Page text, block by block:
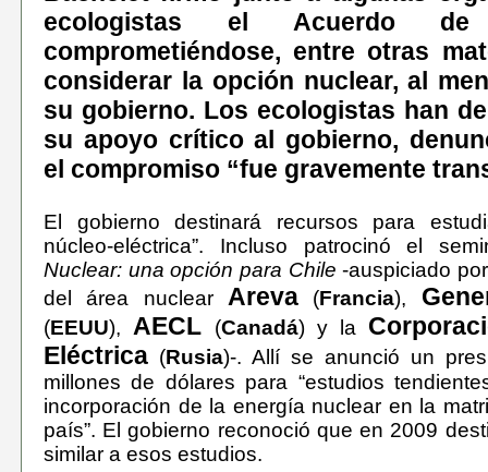
ecologistas el Acuerdo de
comprometiéndose, entre otras
considerar la opción nuclear, al
su gobierno. Los ecologistas han
su apoyo crítico al gobierno,
el compromiso “fue gravemente
El gobierno destinará recursos para
núcleo-eléctrica”. Incluso patrocinó el
Nuclear: una opción para Chile -auspiciado
del área nuclear Areva (Francia),
(EEUU), AECL (Canadá) y la
Eléctrica (Rusia)-. Allí se anunció un
millones de dólares para “estudios
incorporación de la energía nuclear en la
país”. El gobierno reconoció que en 2009
similar a esos estudios.